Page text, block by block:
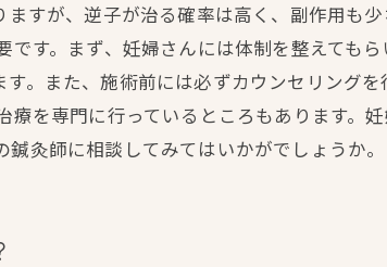
すが、逆子が治る確率は高く、副作用も
す。まず、妊婦さんには体制を整えても
。また、施術前には必ずカウンセリング
を専門に行っているところもあります。
灸師に相談してみてはいかがでしょうか。